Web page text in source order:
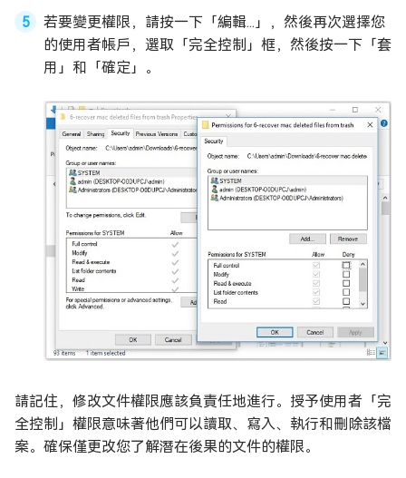
若要變更權限，請按一下「編輯...」，然後再次選擇您
的使用者帳戶，選取「完全控制」框，然後按一下「套
用」和「確定」。
請記住，修改文件權限應該負責任地進行。授予使用者「完
全控制」權限意味著他們可以讀取、寫入、執行和刪除該檔
案。確保僅更改您了解潛在後果的文件的權限。